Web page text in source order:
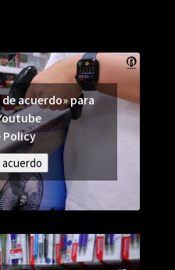
acuerdo» para
Policy